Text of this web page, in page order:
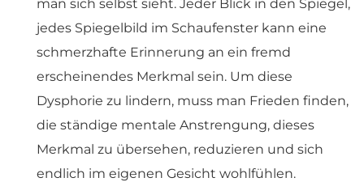
man sich selbst sieht. Jeder Blick in den Spiegel,
jedes Spiegelbild im Schaufenster kann eine
schmerzhafte Erinnerung an ein fremd
erscheinendes Merkmal sein. Um diese
Dysphorie zu lindern, muss man Frieden finden,
die ständige mentale Anstrengung, dieses
Merkmal zu übersehen, reduzieren und sich
endlich im eigenen Gesicht wohlfühlen.